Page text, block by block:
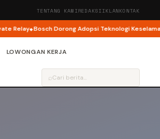
TENTANG KAMIREDAKSIIKLANKONTAK
Bosch Dorong Adopsi Teknologi Keselamatan Jadi
LOWONGAN KERJA
⌕